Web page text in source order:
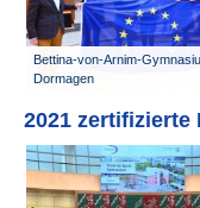
Bettina-von-Arnim-
Dormagen
2021 zertifizierte